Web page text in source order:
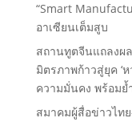
“Smart
อาเซียนเต็มสูบ
สถานทูตจีนแถลงผ
มิตรภาพก้าวสู่ยุค ‘
ความมั่นคง พร้อม
สมาคมผู้สื่อข่าวไท